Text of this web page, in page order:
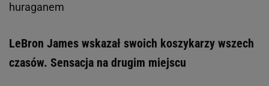
huraganem
LeBron James wskazał swoich koszykarzy wszech
czasów. Sensacja na drugim miejscu